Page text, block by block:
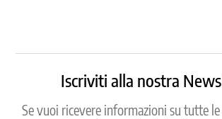
Iscriviti alla nostra
Se vuoi ricevere informazioni su tutte